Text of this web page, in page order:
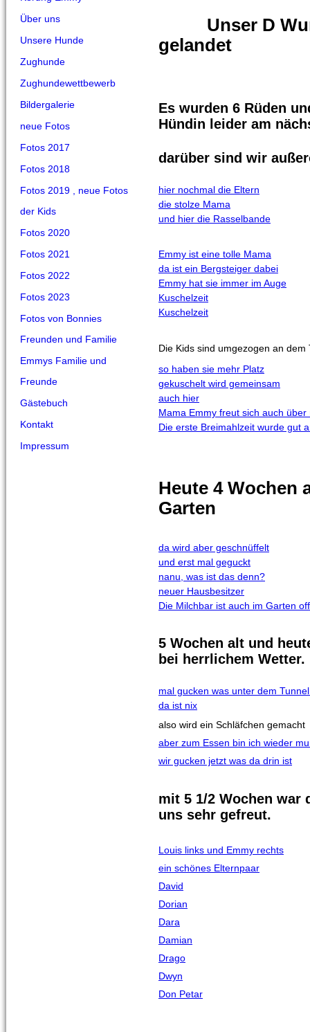
Über uns
Unsere Hunde
Zughunde
Zughundewettbewerb
Bildergalerie
neue Fotos
Fotos 2017
Fotos 2018
Fotos 2019 , neue Fotos
der Kids
Fotos 2020
Fotos 2021
Fotos 2022
Fotos 2023
Fotos von Bonnies
Freunden und Familie
Emmys Familie und
Freunde
Gästebuch
Kontakt
Impressum
Unser D Wurf
gelandet
Es wurden 6 Rüden
Hündin leider am
darüber sind wir
hier nochmal die Eltern
die stolze Mama
und hier die Rasselbande
Emmy ist eine tolle Mama
da ist ein Bergsteiger dabei
Emmy hat sie immer im Auge
Kuschelzeit
Kuschelzeit
Die Kids sind umgezogen an
so haben sie mehr Platz
gekuschelt wird gemeinsam
auch hier
Mama Emmy freut sich auch über
Die erste Breimahlzeit wurde gut
Heute 4 Wochen
Garten
da wird aber geschnüffelt
und erst mal geguckt
nanu, was ist das denn?
neuer Hausbesitzer
Die Milchbar ist auch im Garten
5 Wochen alt und
bei herrlichem
mal gucken was unter dem
da ist nix
also wird ein Schläfchen gemacht
aber zum Essen bin ich wieder
wir gucken jetzt was da drin ist
mit 5 1/2 Wochen war
uns sehr gefreut.
Louis links und Emmy rechts
ein schönes Elternpaar
David
Dorian
Dara
Damian
Drago
Dwyn
Don Petar